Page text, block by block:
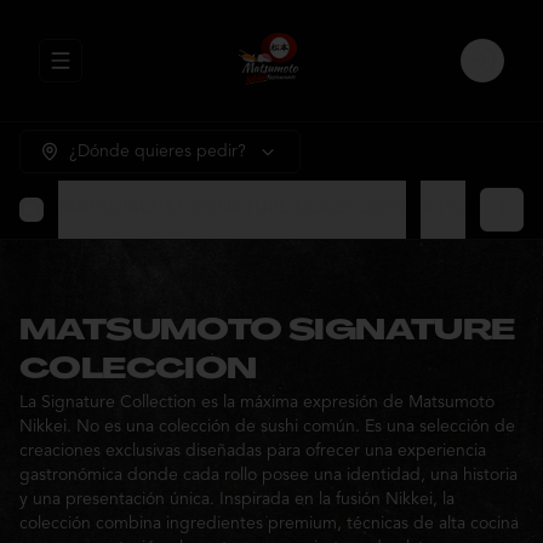
Abrir menu de navegación Login
¿Dónde quieres pedir?
MATSUMOTO SIGNATURE
COLECCION
La Signature Collection es la máxima expresión de Matsumoto
Nikkei. No es una colección de sushi común. Es una selección de
creaciones exclusivas diseñadas para ofrecer una experiencia
gastronómica donde cada rollo posee una identidad, una historia
y una presentación única. Inspirada en la fusión Nikkei, la
colección combina ingredientes premium, técnicas de alta cocina